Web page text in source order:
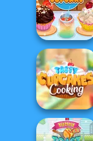
Hamburger
Cooking Mania
Yummy Cupcake